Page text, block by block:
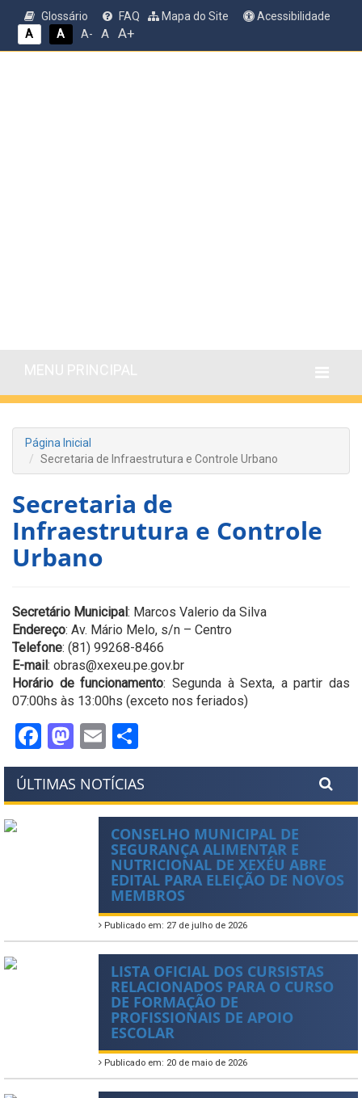
Glossário FAQ Mapa do Site
Acessibilidade
A
A A- A A+
Página Inicial
Secretaria de Infraestrutura e Controle Urbano
Secretaria de
Infraestrutura e Controle
Urbano
Secretário Municipal: Marcos Valerio da Silva
Endereço: Av. Mário Melo, s/n – Centro
Telefone: (81) 99268-8466
E-mail: obras@xexeu.pe.gov.br
Horário de funcionamento: Segunda à Sexta, a partir das
07:00hs às 13:00hs (exceto nos feriados)
Facebook
Mastodon
Email
ÚLTIMAS NOTÍCIAS
CONSELHO MUNICIPAL DE
SEGURANÇA ALIMENTAR E
NUTRICIONAL DE XEXÉU ABRE
EDITAL PARA ELEIÇÃO DE NOVOS
MEMBROS
Publicado em: 27 de julho de 2026
LISTA OFICIAL DOS CURSISTAS
RELACIONADOS PARA O CURSO
DE FORMAÇÃO DE
PROFISSIONAIS DE APOIO
ESCOLAR
Publicado em: 20 de maio de 2026